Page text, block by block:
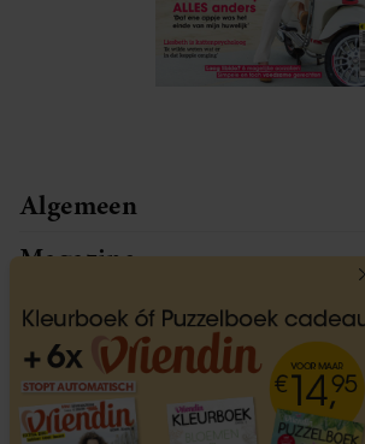
Algemeen
Magazine
Service
Vriendin participeert in diverse
programma’s, dat houdt in dat
ontvangt voor aankopen middels links
website wordt niet gesponsord door